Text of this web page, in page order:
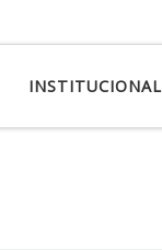
INSTITUCIONAL